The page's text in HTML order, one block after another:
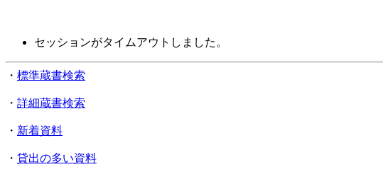
セッションがタイムアウトしました。
・ 標準蔵書検索
・ 詳細蔵書検索
・ 新着資料
・ 貸出の多い資料